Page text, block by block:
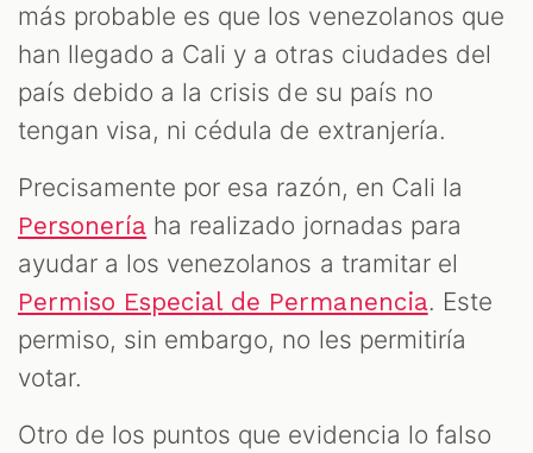
más probable es que los venezolanos que
han llegado a Cali y a otras ciudades del
país debido a la crisis de su país no
tengan visa, ni cédula de extranjería.
Precisamente por esa razón, en Cali la
Personería ha realizado jornadas para
ayudar a los venezolanos a tramitar el
Permiso Especial de Permanencia. Este
permiso, sin embargo, no les permitiría
votar.
Otro de los puntos que evidencia lo falso